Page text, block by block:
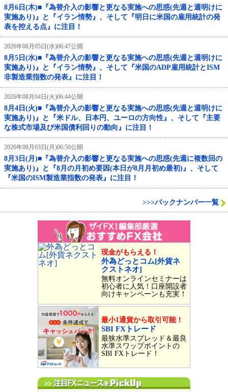
8月6日(木)■『為替介入の影響と更なる実施への思惑(先週と週明けに
実施あり)』と『イラン情勢』、そして『明日に米国の雇用統計の発
表を控える点』に注目！
2026年08月05日(水)06:47公開
8月5日(水)■『為替介入の影響と更なる実施への思惑(先週と週明けに
実施あり)』と『イラン情勢』、そして『米国のADP雇用統計とISM
非製造業指数の発表』に注目！
2026年08月04日(火)06:44公開
8月4日(火)■『為替介入の影響と更なる実施への思惑(先週と週明けに
実施あり)』と『米ドル、日本円、ユーロの方向性』、そして『主要
な株式市場及び米国債利回りの動向』に注目！
2026年08月03日(月)06:50公開
8月3日(月)■『為替介入の影響と更なる実施への思惑(先週に複数回の
実施あり)』と『8月の月初め要因(本日が8月月初め最初)』、そして
『米国のISM製造業指数の発表』に注目！
>>>バックナンバー一覧
現金がもらえる！
外為どっとコム[外貨ネ
クストネオ]
無料オンラインセミナーは
初心者に人気！口座開設者
向けキャンペーンも充実！
最小1通貨から取引可能！
SBI FXトレード
最狭水準スプレッド＆最良
水準スワップポイントの
SBI FXトレード！